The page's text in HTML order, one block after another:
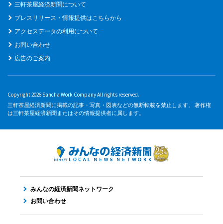
三軒茶屋経済新聞について
プレスリリース・情報提供はこちらから
アクセスデータの利用について
お問い合わせ
広告のご案内
Copyright 2026 Sancha Work Company All rights reserved.
三軒茶屋経済新聞に掲載の記事・写真・図表などの無断転載を禁止します。 著作権
は三軒茶屋経済新聞またはその情報提供者に属します。
みんなの経済新聞ネットワーク
お問い合わせ